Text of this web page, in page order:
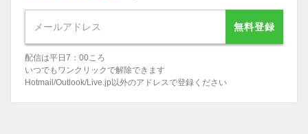
無料登録
配信は平日7：00ころ
いつでもワンクリックで解除できます
Hotmail/Outlook/Live.jp以外のアドレスで登録ください